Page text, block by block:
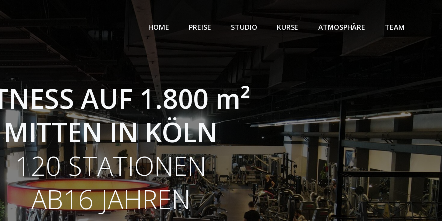
HOME PREISE STUDIO KURSE ATMOSPHÄRE TEAM
AUF 1.800 m²
MITTEN IN KÖLN
120 STATIONEN
AB16 JAHREN